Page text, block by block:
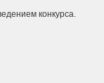
конкурса.